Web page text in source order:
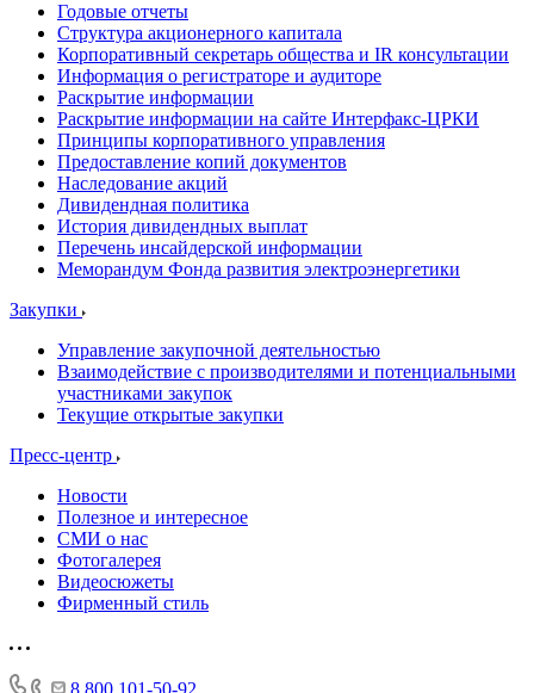
Годовые отчеты
Структура акционерного капитала
Корпоративный секретарь общества и IR консультации
Информация о регистраторе и аудиторе
Раскрытие информации
Раскрытие информации на сайте Интерфакс-ЦРКИ
Принципы корпоративного управления
Предоставление копий документов
Наследование акций
Дивидендная политика
История дивидендных выплат
Перечень инсайдерской информации
Меморандум Фонда развития электроэнергетики
Закупки
Управление закупочной деятельностью
Взаимодействие с производителями и потенциальными
участниками закупок
Текущие открытые закупки
Пресс-центр
Новости
Полезное и интересное
СМИ о нас
Фотогалерея
Видеосюжеты
Фирменный стиль
8 800 101-50-92